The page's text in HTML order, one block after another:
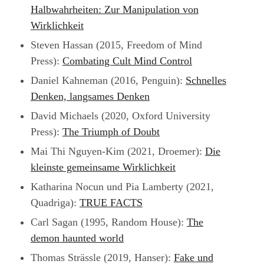
Halbwahrheiten: Zur Manipulation von
Wirklichkeit
Steven Hassan (2015, Freedom of Mind
Press): Combating Cult Mind Control
Daniel Kahneman (2016, Penguin): Schnelles
Denken, langsames Denken
David Michaels (2020, Oxford University
Press): The Triumph of Doubt
Mai Thi Nguyen-Kim (2021, Droemer): Die
kleinste gemeinsame Wirklichkeit
Katharina Nocun und Pia Lamberty (2021,
Quadriga): TRUE FACTS
Carl Sagan (1995, Random House): The
demon haunted world
Thomas Strässle (2019, Hanser): Fake und